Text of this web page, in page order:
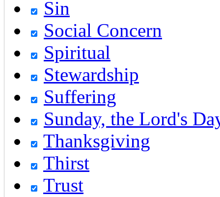
Sin
Social Concern
Spiritual
Stewardship
Suffering
Sunday, the Lord's
Thanksgiving
Thirst
Trust